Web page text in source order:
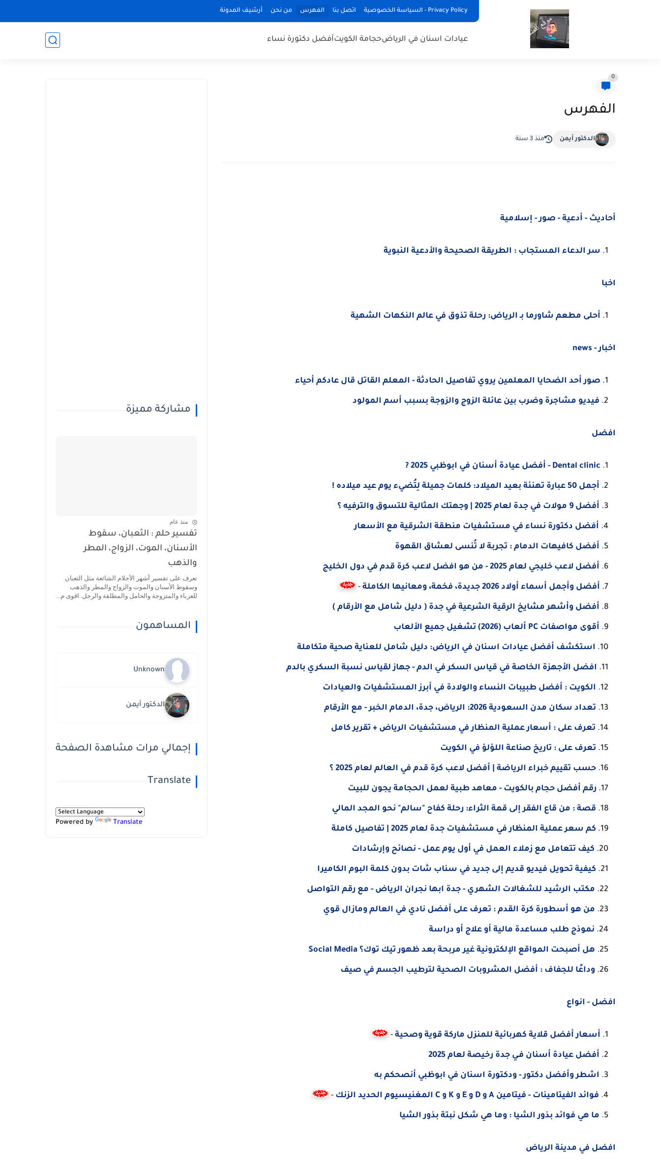
Privacy Policy - السياسة الخصوصية اتصل بنا الفهرس من نحن أرشيف المدونة
عيادات اسنان في الرياضحجامة الكويتأفضل دكتورة نساء
0
الفهرس
الدكتور أيمن منذ 3 سنة
أحاديث - أدعية - صور - إسلامية
سر الدعاء المستجاب : الطريقة الصحيحة والأدعية النبوية
اخبا
أحلى مطعم شاورما بـ الرياض: رحلة تذوق في عالم النكهات الشهية
اخبار - news
صور أحد الضحايا المعلمين يروي تفاصيل الحادثة - المعلم القاتل قال عادكم أحياء
فيديو مشاجرة وضرب بين عائلة الزوج والزوجة بسبب أسم المولود
افضل
Dental clinic - أفضل عيادة أسنان في ابوظبي 2025 ?
أجمل 50 عبارة تهنئة بعيد الميلاد: كلمات جميلة لِتُضيء يوم عيد ميلاده !
أفضل 9 مولات في جدة لعام 2025 | وجهتك المثالية للتسوق والترفيه ؟
أفضل دكتورة نساء في مستشفيات منطقة الشرقية مع الأسعار
أفضل كافيهات الدمام : تجربة لا تُنسى لعشاق القهوة
أفضل لاعب خليجي لعام 2025 - من هو افضل لاعب كرة قدم في دول الخليج
أفضل وأجمل أسماء أولاد 2026 جديدة، فخمة، ومعانيها الكاملة -
أفضل وأشهر مشايخ الرقية الشرعية في جدة ( دليل شامل مع الأرقام )
أقوى مواصفات PC ألعاب (2026) تشغيل جميع الألعاب
استكشف أفضل عيادات اسنان في الرياض: دليل شامل للعناية صحية متكاملة
افضل الأجهزة الخاصة في قياس السكر في الدم - جهاز لقياس نسبة السكري بالدم
الكويت : أفضل طبيبات النساء والولادة في أبرز المستشفيات والعيادات
تعداد سكان مدن السعودية 2026: الرياض، جدة، الدمام الخبر - مع الأرقام
تعرف على : أسعار عملية المنظار في مستشفيات الرياض + تقرير كامل
تعرف على : تاريخ صناعة اللؤلؤ في الكويت
حسب تقييم خبراء الرياضة | أفضل لاعب كرة قدم في العالم لعام 2025 ؟
رقم أفضل حجام بالكويت - معاهد طبية لعمل الحجامة يجون للبيت
قصة : من قاع الفقر إلى قمة الثراء: رحلة كفاح "سالم" نحو المجد المالي
كم سعر عملية المنظار في مستشفيات جدة لعام 2025 | تفاصيل كاملة
كيف تتعامل مع زملاء العمل في أول يوم عمل - نصائح وإرشادات
كيفية تحويل فيديو قديم إلى جديد في سناب شات بدون كلمة البوم الكاميرا
مكتب الرشيد للشغالات الشهري - جدة ابها نجران الرياض - مع رقم التواصل
من هو أسطورة كرة القدم : تعرف على أفضل نادي في العالم ومازال قوي
نموذج طلب مساعدة مالية أو علاج أو دراسة
هل أصبحت المواقع الإلكترونية غير مربحة بعد ظهور تيك توك؟ Social Media
وداعًا للجفاف : أفضل المشروبات الصحية لترطيب الجسم في صيف
افضل - انواع
أسعار أفضل قلاية كهربائية للمنزل ماركة قوية وصحية -
أفضل عيادة أسنان فـي جدة رخيصة لعام 2025
اشطر وأفضل دكتور - ودكتورة اسنان في ابوظبي أنصحكم به
فوائد الفيتامينات - فيتامين A و D و E و K و C المغنيسيوم الحديد الزنك -
ما هي فوائد بذور الشيا : وما هي شكل نبتة بذور الشيا
افضل في مدينة الرياض
مشاركة مميزة
منذ عام
تفسير حلم : الثعبان، سقوط
الأسنان، الموت، الزواج، المطر
والذهب
تعرف على تفسير أشهر الأحلام الشائعة مثل الثعبان
وسقوط الأسنان والموت والزواج والمطر والذهب
للعزباء والمتزوجة والحامل والمطلقة والرجل. اقوى م...
المساهمون
Unknown
الدكتور أيمن
إجمالي مرات مشاهدة الصفحة
Translate
Powered by Translate